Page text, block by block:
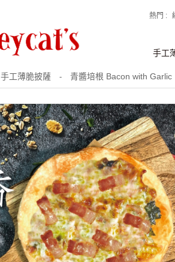
熱門 :
手工
手工薄脆披薩 - 青醬培根 Bacon with Garlic